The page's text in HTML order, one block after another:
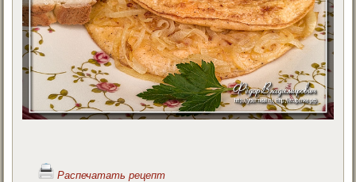
Распечатать рецепт